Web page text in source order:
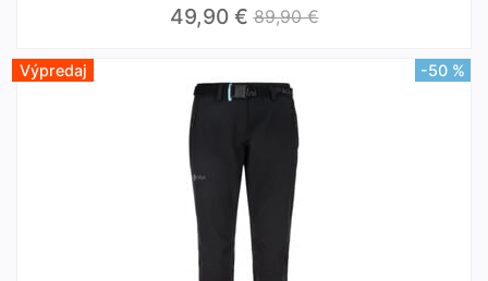
49,90 € 89,90 €
Výpredaj -50 %